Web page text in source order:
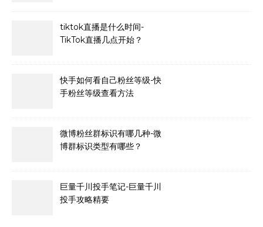
tiktok直播是什么时间-
TikTok直播几点开始？
快手如何看自己粉丝等级-快
手粉丝等级查看方法
微博粉丝群标识有哪几种-微
博群标识类型有哪些？
巨量千川投手笔记-巨量千川
投手攻略精要